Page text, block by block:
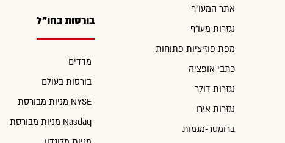
אתר המעו"ף
נגזרות מעו"ף
מפת פוזיציות פתוחות
כתבי אופציה
נגזרות דולר
נגזרות אירו
ברומטר-מגמות
בורסות בחו"ל
מדדים
בורסות בעולם
מניות מבורסת NYSE
מניות מבורסת Nasdaq